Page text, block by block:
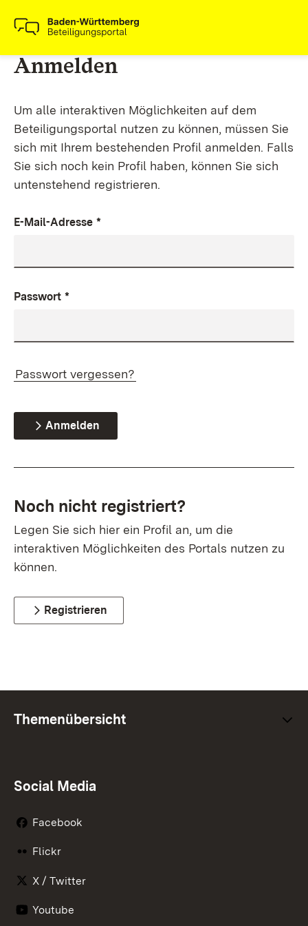
Anmelden
Um alle interaktiven Möglichkeiten auf dem
Beteiligungsportal nutzen zu können, müssen Sie
sich mit Ihrem bestehenden Profil anmelden. Falls
Sie sich noch kein Profil haben, können Sie sich
untenstehend registrieren.
E-Mail-Adresse *
Passwort *
Passwort vergessen?
Anmelden
Noch nicht registriert?
Legen Sie sich hier ein Profil an, um die
interaktiven Möglichkeiten des Portals nutzen zu
können.
Registrieren
Themenübersicht
Social Media
Facebook
Flickr
X / Twitter
Youtube